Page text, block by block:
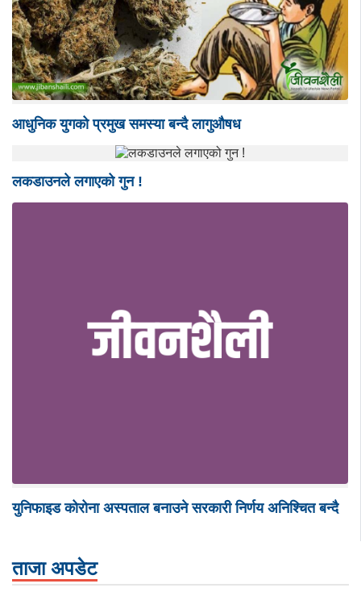
आधुनिक युगको प्रमुख समस्या बन्दै लागुऔषध
लकडाउनले लगाएको गुन !
युनिफाइड कोरोना अस्पताल बनाउने सरकारी निर्णय अनिश्चित बन्दै
ताजा अपडेट